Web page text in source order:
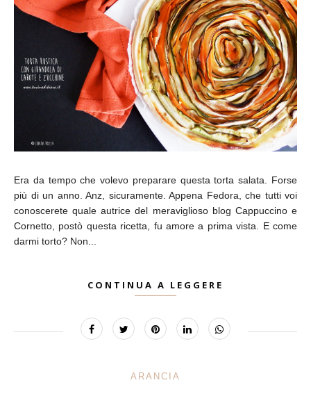
Era da tempo che volevo preparare questa torta salata. Forse
più di un anno. Anz, sicuramente. Appena Fedora, che tutti voi
conoscerete quale autrice del meraviglioso blog Cappuccino e
Cornetto, postò questa ricetta, fu amore a prima vista. E come
darmi torto? Non...
CONTINUA A LEGGERE
ARANCIA